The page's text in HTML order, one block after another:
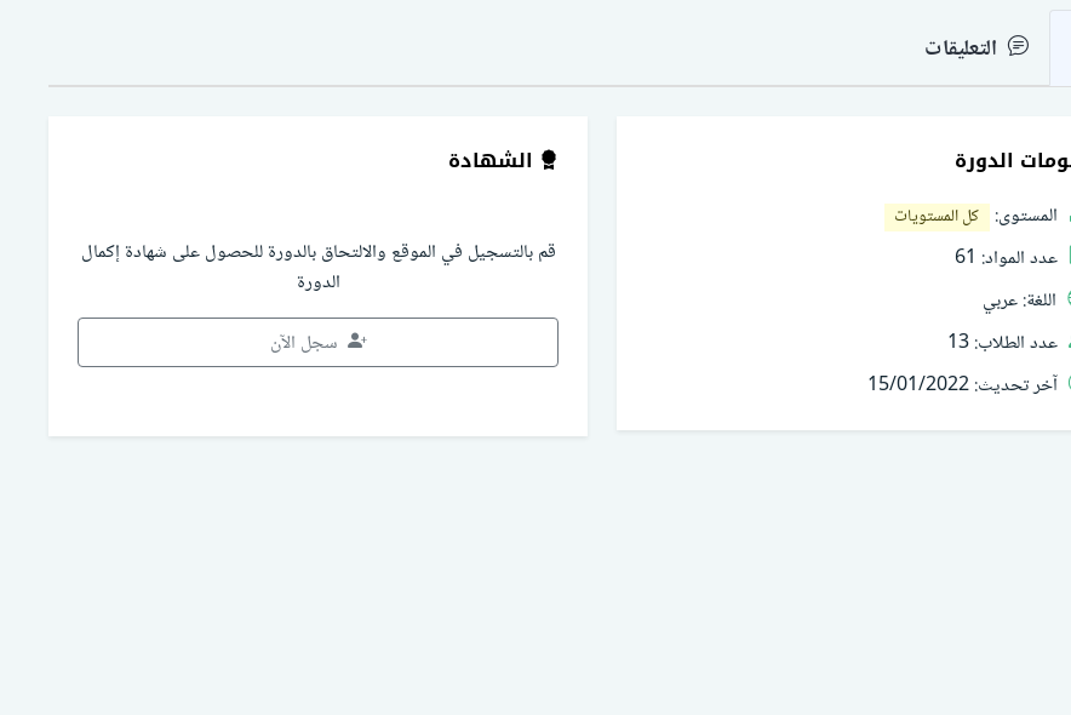
التعليقات
الدورة
المستوى: كل المستويات
عدد المواد: 61
اللغة:عربي
عدد الطلاب:13
آخر تحديث:15/01/2022
الشهادة
قم بالتسجيل في الموقع والالتحاق بالدورة للحصول على شهادة إكمال
الدورة
سجل الآن